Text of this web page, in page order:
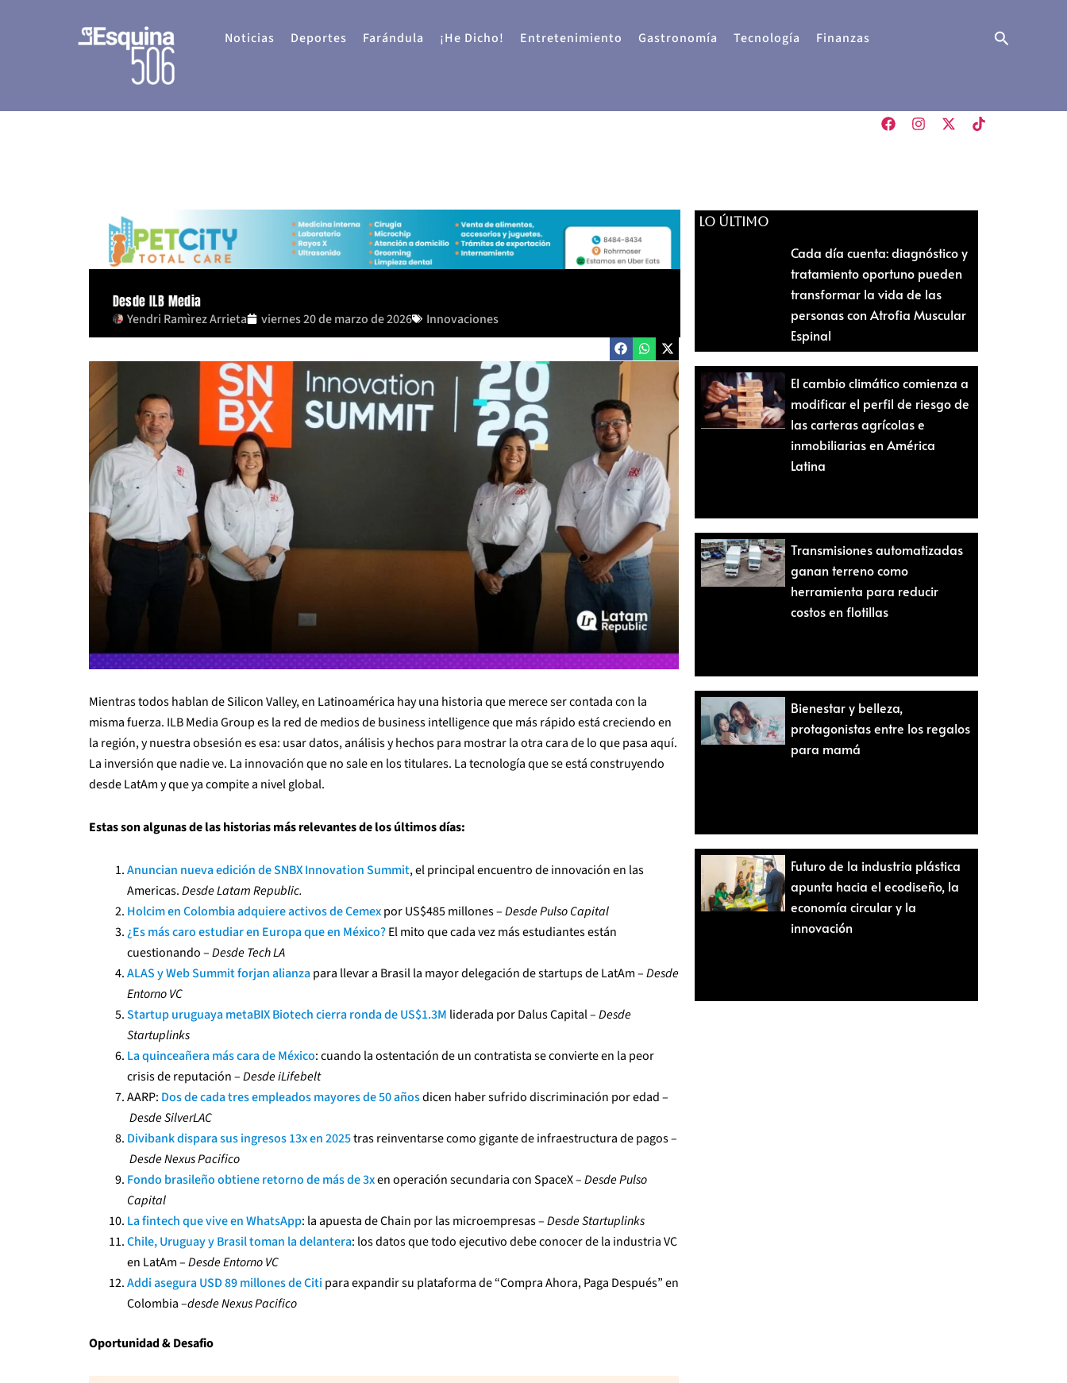
Noticias Deportes Farándula ¡He Dicho! Entretenimiento Gastronomía Tecnología Finanzas Buscar
Desde ILB Media
Yendri Ramìrez Arrieta viernes 20 de marzo de 2026 Innovaciones
Mientras todos hablan de Silicon Valley, en Latinoamérica hay una historia que merece ser contada con la
misma fuerza. ILB Media Group es la red de medios de business intelligence que más rápido está creciendo en
la región, y nuestra obsesión es esa: usar datos, análisis y hechos para mostrar la otra cara de lo que pasa aquí.
La inversión que nadie ve. La innovación que no sale en los titulares. La tecnología que se está construyendo
desde LatAm y que ya compite a nivel global.
Estas son algunas de las historias más relevantes de los últimos días:
Anuncian nueva edición de SNBX Innovation Summit, el principal encuentro de innovación en las
Americas.Desde Latam Republic.
Holcim en Colombia adquiere activos de Cemexpor US$485 millones –Desde Pulso Capital
¿Es más caro estudiar en Europa que en México?El mito que cada vez más estudiantes están
cuestionando –Desde Tech LA
ALAS y Web Summit forjan alianza para llevar a Brasil la mayor delegación de startups de LatAm –Desde
Entorno VC
Startup uruguaya metaBIX Biotech cierra ronda de US$1.3M liderada por Dalus Capital –Desde
Startuplinks
La quinceañera más cara de México: cuando la ostentación de un contratista se convierte en la peor
crisis de reputación –Desde iLifebelt
AARP: Dos de cada tres empleados mayores de 50 añosdicen haber sufrido discriminación por edad –
Desde SilverLAC
Divibank dispara sus ingresos 13x en 2025tras reinventarse como gigante de infraestructura de pagos –
Desde Nexus Pacifico
Fondo brasileño obtiene retorno de más de 3xen operación secundaria con SpaceX –Desde Pulso
Capital
La fintech que vive en WhatsApp: la apuesta de Chain por las microempresas –Desde Startuplinks
Chile, Uruguay y Brasil toman la delantera: los datos que todo ejecutivo debe conocer de la industria VC
en LatAm –Desde Entorno VC
Addi asegura USD 89 millones de Citi para expandir su plataforma de “Compra Ahora, Paga Después” en
Colombia –desde Nexus Pacifico
Oportunidad & Desafio
LO ÚLTIMO
Cada día cuenta: diagnóstico y
tratamiento oportuno pueden
transformar la vida de las
personas con Atrofia Muscular
Espinal
El cambio climático comienza a
modificar el perfil de riesgo de
las carteras agrícolas e
inmobiliarias en América
Latina
Transmisiones automatizadas
ganan terreno como
herramienta para reducir
costos en flotillas
Bienestar y belleza,
protagonistas entre los regalos
para mamá
Futuro de la industria plástica
apunta hacia el ecodiseño, la
economía circular y la
innovación